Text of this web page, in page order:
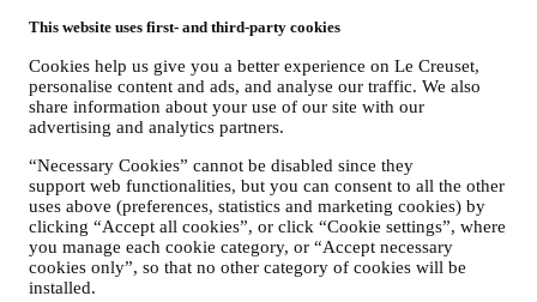
This website uses first- and third-party cookies
Cookies help us give you a better experience on Le Creuset,
personalise content and ads, and analyse our traffic. We also
share information about your use of our site with our
advertising and analytics partners.
“Necessary Cookies” cannot be disabled since they
support web functionalities, but you can consent to all the other
uses above (preferences, statistics and marketing cookies) by
clicking “Accept all cookies”, or click “Cookie settings”, where
you manage each cookie category, or “Accept necessary
cookies only”, so that no other category of cookies will be
installed.
pagina's van onze Website u bezoekt, welke inhoud van onze
in combinatie met uw gegevens en voorkeuren die worden
verzameld zodra u zich inschrijft voor onze gepersonaliseerde
marketingcommunicatie. Wij zullen deze informatie gebruiken
om onze advertenties op andere sites te beheren, toegang te
verlenen tot specifieke inhoud, de inhoud of de aanbiedingen
die u op de Website ziet aan te passen of, als u toestemming
hebt gegeven om u aan te melden voor onze
marketingcommunicatie, om u relevante
communicatie/berichten te sturen waarvan wij denken dat u
die leuk vindt. Er zullen geen andere gevolgen zijn. Het
gebruik van cookies is afhankelijk van uw toestemming. Als u